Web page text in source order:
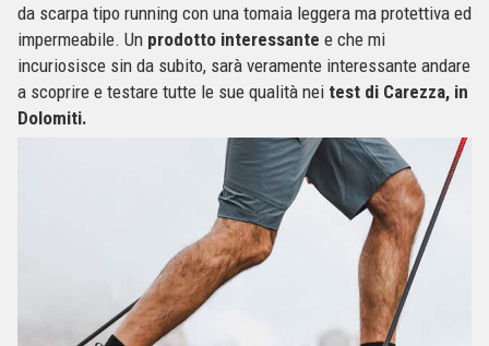
da scarpa tipo running con una tomaia leggera ma protettiva ed
impermeabile. Un prodotto interessante e che mi
incuriosisce sin da subito, sarà veramente interessante andare
a scoprire e testare tutte le sue qualità nei test di Carezza, in
Dolomiti.